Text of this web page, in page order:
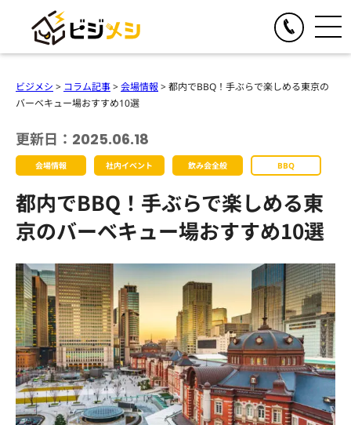
人気の提供サービス
オール社員感謝祭
懇親会・社内パーティープロデュース
クイズ&ビンゴ大会
ゴチバトル
キングオブラスベガス
チームビルディングBBQ
チームビルディングクルーズ
オンラインイベント
人気の提供サービス
オンライン格付けバトル
オンラインクイズ&ビンゴ大会
オンラインゴチバトル
お食事の手配
人気の提供サービス
ビジメシケータリング
ビジメシオードブル
ビジメシランチボックス
オンラインフードデリバリー
人気の提供サービス
夏のイベント企画
秋のイベント企画
ファミリーイベント企画
周年イベント企画
社員交流イベント企画
企業パーティプロデュース
導入事例
会社概要
まずは内容を見たい
資料をダウンロードする
一度話を聞いてみたい
無料で相談する
ビジメシ > コラム記事>会場情報 >都内でBBQ！手ぶらで楽しめる東京の
バーベキュー場おすすめ10選
更新日：2025.06.18
会場情報 社内イベント 飲み会全般 BBQ
都内でBBQ！手ぶらで楽しめる東
京のバーベキュー場おすすめ10選